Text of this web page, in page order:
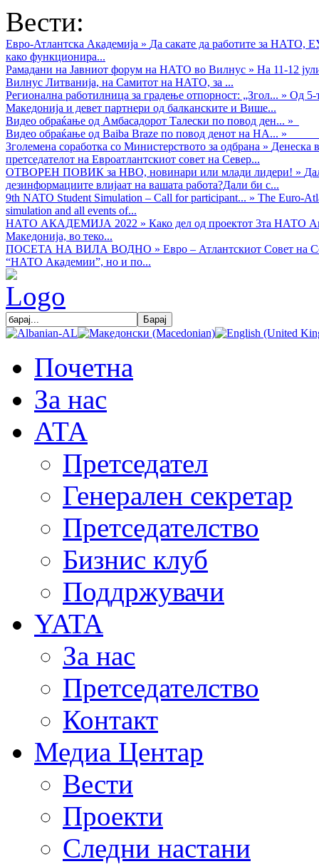
Вести:
Евро-Атлантска Академија » Да сакате да работите за НАТО,
како функционира...
Рамадани на Јавниот форум на НАТО во Вилнус » На 11-12
Вилнус Литванија, на Самитот на НАТО, за ...
Регионална работилница за градење отпорност: „Згол... » Од 5-
Македонија и девет партнери од балканските и Више...
Видео обраќањe од Амбасадорот Талески по повод ден... »
Видео обраќање од Baiba Braze по повод денот на НА... »
Зголемена соработка со Министерството за одбрана » Денеска
претседателот на Евроатлантскиот совет на Север...
ОТВОРЕН ПОВИК за НВО, новинари или млади лидери! »
дезинформациите влијаат на вашата работа?Дали би с...
9th NATO Student Simulation – Call for participant... » The Euro-
simulation and all events of...
НАТО АКАДЕМИЈА 2022 » Како дел од проектот 3та НАТО
Македонија, во теко...
ПОСЕТА НА ВИЛА ВОДНО » Евро – Атлантскиот Совет на
“НАТО Академии”, но и по...
Почетна
За нас
АТА
Претседател
Генерален секретар
Претседателство
Бизнис клуб
Поддржувачи
YATA
За нас
Претседателство
Контакт
Медиа Центар
Вести
Проекти
Следни настани